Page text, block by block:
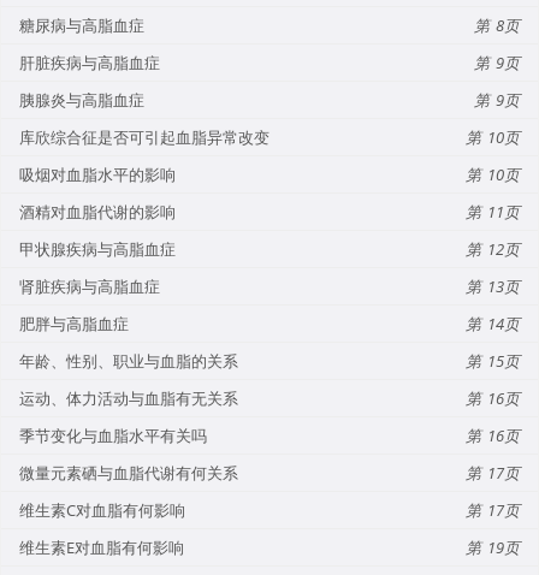
糖尿病与高脂血症
8
肝脏疾病与高脂血症
9
胰腺炎与高脂血症
9
库欣综合征是否可引起血脂异常改变
10
吸烟对血脂水平的影响
10
酒精对血脂代谢的影响
11
甲状腺疾病与高脂血症
12
肾脏疾病与高脂血症
13
肥胖与高脂血症
14
年龄、性别、职业与血脂的关系
15
运动、体力活动与血脂有无关系
16
季节变化与血脂水平有关吗
16
微量元素硒与血脂代谢有何关系
17
维生素C对血脂有何影响
17
维生素E对血脂有何影响
19